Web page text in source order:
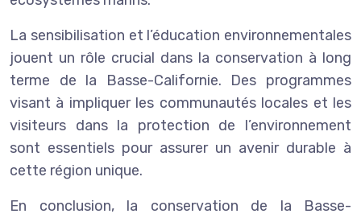
La sensibilisation et l’éducation environnementales
jouent un rôle crucial dans la conservation à long
terme de la Basse-Californie. Des programmes
visant à impliquer les communautés locales et les
visiteurs dans la protection de l’environnement
sont essentiels pour assurer un avenir durable à
cette région unique.
En conclusion, la conservation de la Basse-